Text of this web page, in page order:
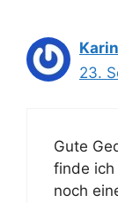
23.
Gute
finde
noch